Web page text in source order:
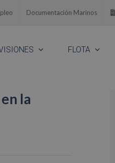
Documentación Marinos
FLOTA
la